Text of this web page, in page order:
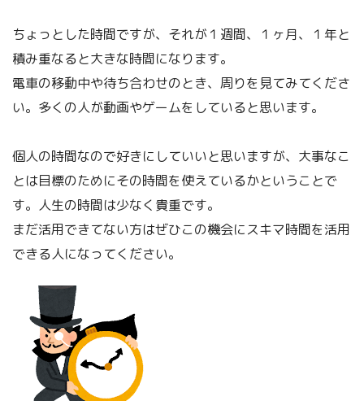
ちょっとした時間ですが、それが１週間、１ヶ月、１年と
積み重なると大きな時間になります。
電車の移動中や待ち合わせのとき、周りを見てみてくださ
い。多くの人が動画やゲームをしていると思います。
個人の時間なので好きにしていいと思いますが、大事なこ
とは目標のためにその時間を使えているかということで
す。人生の時間は少なく貴重です。
まだ活用できてない方はぜひこの機会にスキマ時間を活用
できる人になってください。